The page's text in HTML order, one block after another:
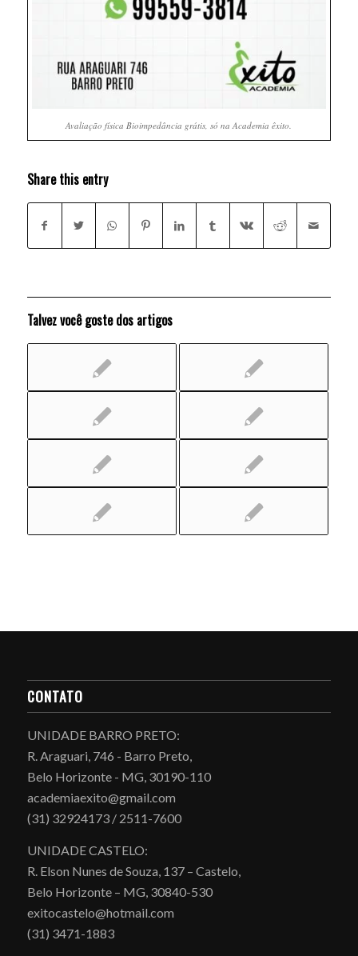
Avaliação física Bioimpedância grátis, só na Academia êxito.
Share this entry
Talvez você goste dos artigos
CONTATO
UNIDADE BARRO PRETO:
R. Araguari, 746 - Barro Preto,
Belo Horizonte - MG, 30190-110
academiaexito@gmail.com
(31) 32924173 / 2511-7600
UNIDADE CASTELO:
R. Elson Nunes de Souza, 137 – Castelo,
Belo Horizonte – MG, 30840-530
exitocastelo@hotmail.com
(31) 3471-1883